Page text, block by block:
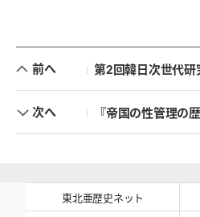
前へ 第2回韓日次世代研究者フォー
次へ 『帝国の性管理の歴史と日本
東北亜歴史ネット